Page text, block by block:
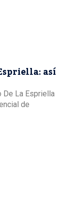
así
De La Espriella
de